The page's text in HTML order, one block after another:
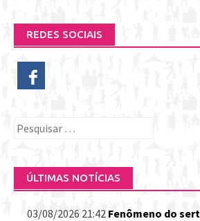
REDES SOCIAIS
Pesquisar
ÚLTIMAS NOTÍCIAS
03/08/2026 21:42 Fenômeno do